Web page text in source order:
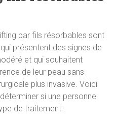
par fils résorbables sont
présentent des signes de
et qui souhaitent
de leur peau sans
plus invasive. Voici
si une personne
de traitement :